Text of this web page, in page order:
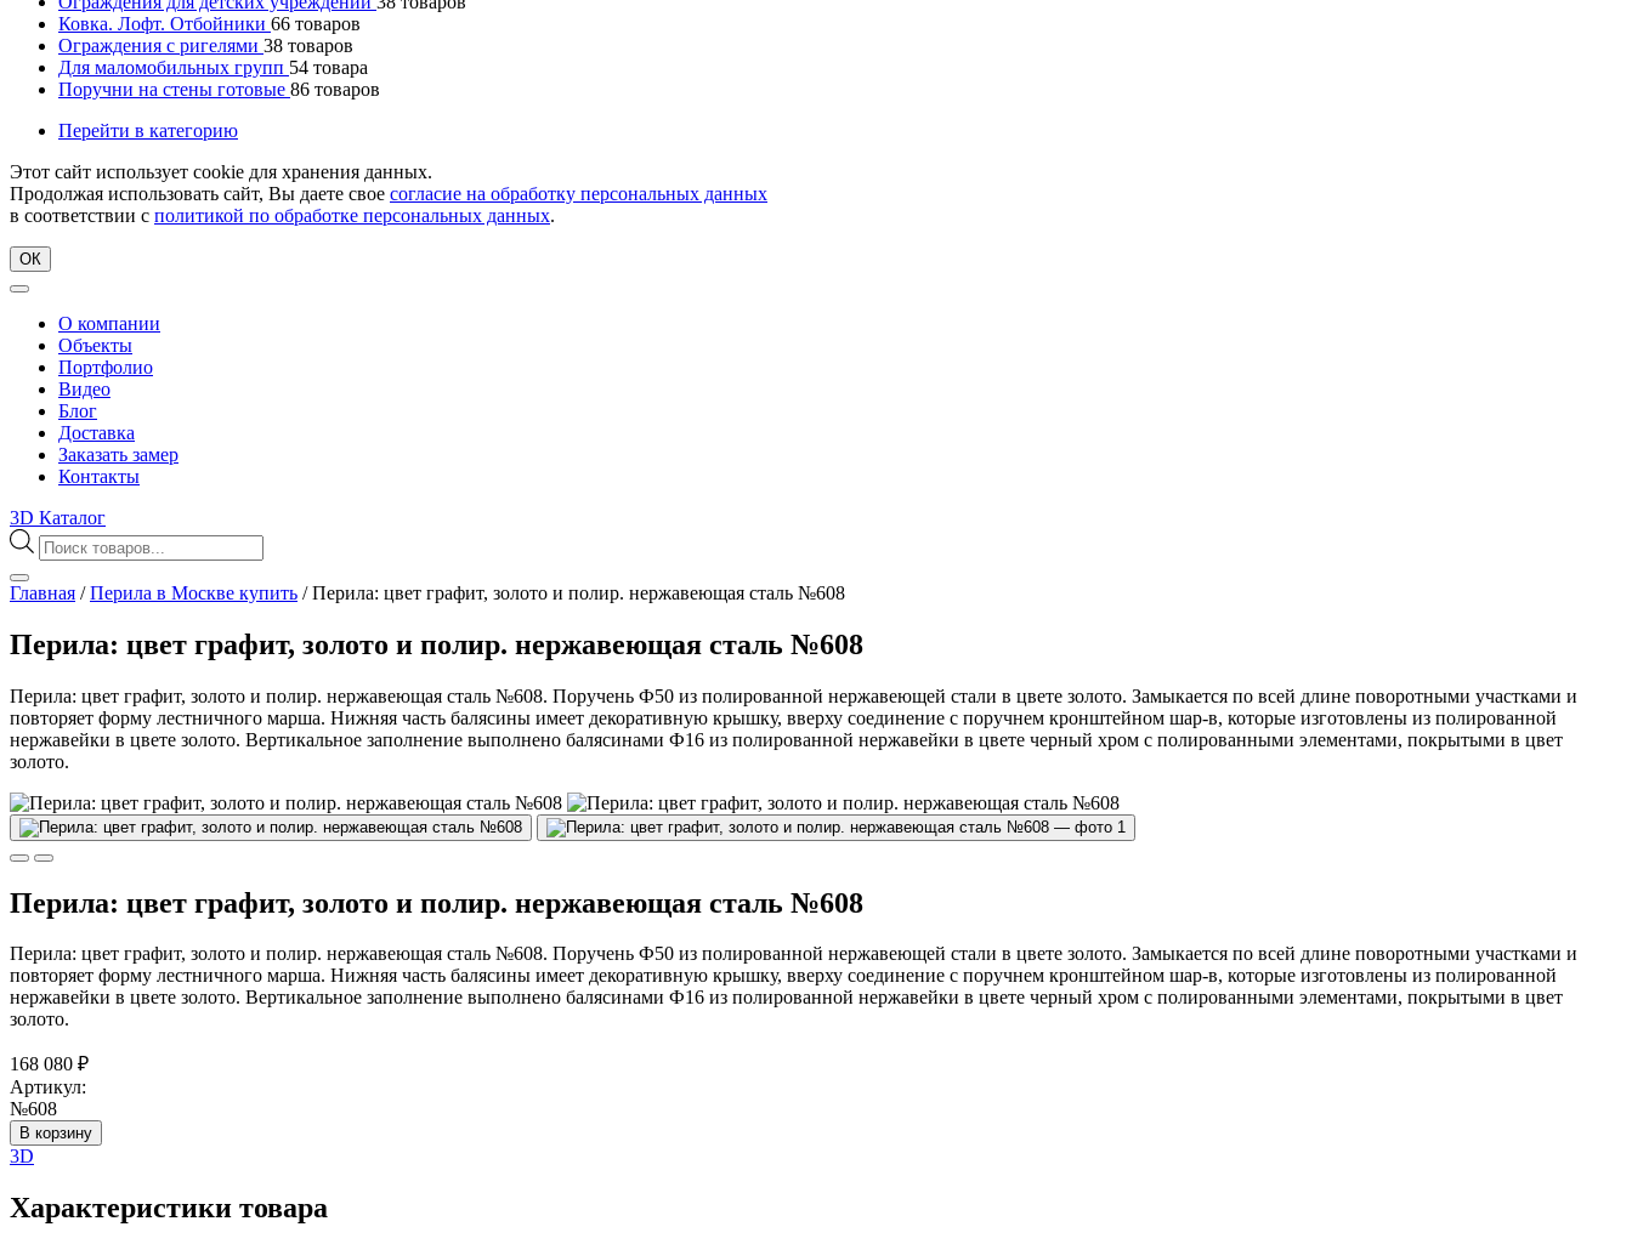
Ковка. Лофт. Отбойники 66 товаров
Ограждения с ригелями 38 товаров
Для маломобильных групп 54 товара
Поручни на стены готовые 86 товаров
Перейти в категорию
Этот сайт использует cookie для хранения данных.
Продолжая использовать сайт, Вы даете свое согласие на обработку персональных данных
в соответствии с политикой по обработке персональных данных.
ОК
О компании
Объекты
Портфолио
Видео
Блог
Доставка
Заказать замер
Контакты
3D Каталог
Поиск
товаров
Главная /Перила в Москве купить /Перила: цвет графит, золото и полир. нержавеющая сталь №608
Перила: цвет графит, золото и полир. нержавеющая сталь №608
Перила: цвет графит, золото и полир. нержавеющая сталь №608. Поручень Ф50 из полированной нержавеющей стали в цвете золото. Замыкается по всей длине поворотными участками и
повторяет форму лестничного марша. Нижняя часть балясины имеет декоративную крышку, вверху соединение с поручнем кронштейном шар-в, которые изготовлены из полированной
нержавейки в цвете золото. Вертикальное заполнение выполнено балясинами Ф16 из полированной нержавейки в цвете черный хром с полированными элементами, покрытыми в цвет
золото.
Перила: цвет графит, золото и полир. нержавеющая сталь №608
Перила: цвет графит, золото и полир. нержавеющая сталь №608. Поручень Ф50 из полированной нержавеющей стали в цвете золото. Замыкается по всей длине поворотными участками и
повторяет форму лестничного марша. Нижняя часть балясины имеет декоративную крышку, вверху соединение с поручнем кронштейном шар-в, которые изготовлены из полированной
нержавейки в цвете золото. Вертикальное заполнение выполнено балясинами Ф16 из полированной нержавейки в цвете черный хром с полированными элементами, покрытыми в цвет
золото.
168 080 ₽
Артикул:
№608
В корзину
3D
Характеристики товара